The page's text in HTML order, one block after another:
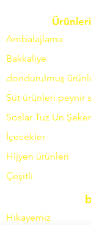
Ambalajlama
Bakkaliye
dondurulmuş
Süt ürünleri peynir
Soslar Tuz Un Şeker
İçecekler
Hijyen ürünleri
Çeşitli
Hikayemiz